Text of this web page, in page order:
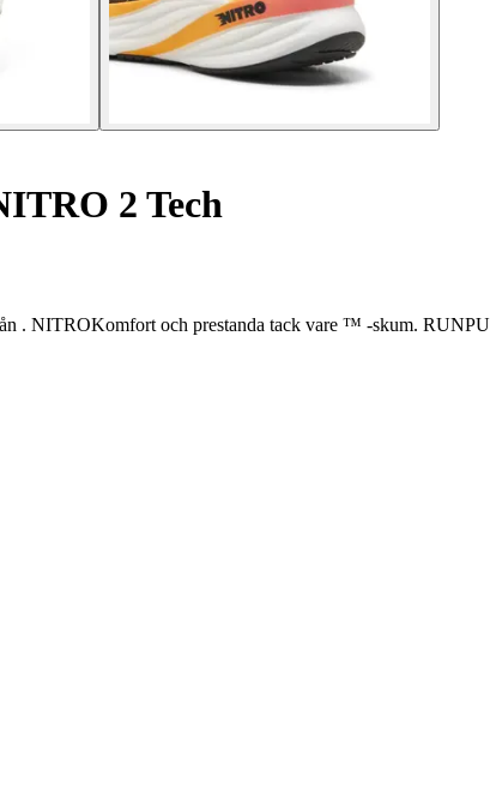
2 Tech
. NITROKomfort och prestanda tack vare ™ -skum.